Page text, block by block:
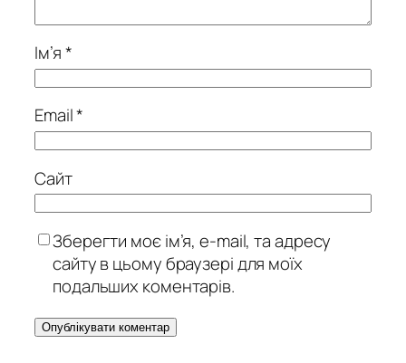
Ім’я*
Email*
Сайт
Зберегти моє ім’я, e-mail, та адресу
сайту в цьому браузері для моїх
подальших коментарів.